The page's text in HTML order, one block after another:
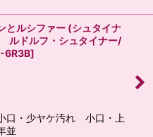
とルシファー (シュタイナ
ルドルフ・シュタイナー/
6R3B]
口・少ヤケ汚れ 小口・上
並